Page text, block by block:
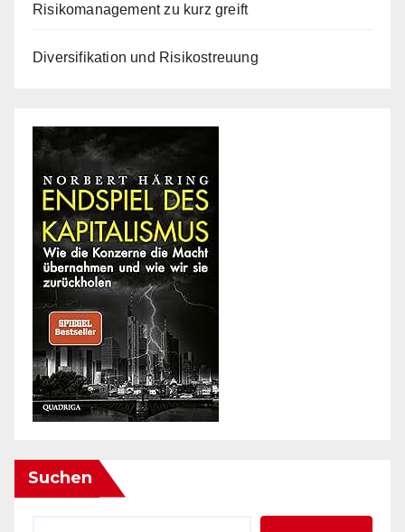
Risikomanagement zu kurz greift
Diversifikation und Risikostreuung
Suchen